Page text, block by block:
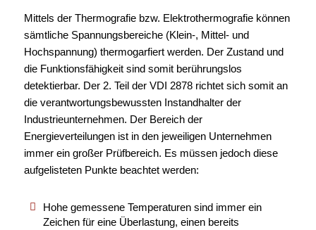
Mittels der Thermografie bzw. Elektrothermografie können
sämtliche Spannungsbereiche (Klein-, Mittel- und
Hochspannung) thermogarfiert werden. Der Zustand und
die Funktionsfähigkeit sind somit berührungslos
detektierbar. Der 2. Teil der VDI 2878 richtet sich somit an
die verantwortungsbewussten Instandhalter der
Industrieunternehmen. Der Bereich der
Energieverteilungen ist in den jeweiligen Unternehmen
immer ein großer Prüfbereich. Es müssen jedoch diese
aufgelisteten Punkte beachtet werden:
Hohe gemessene Temperaturen sind immer ein
Zeichen für eine Überlastung, einen bereits